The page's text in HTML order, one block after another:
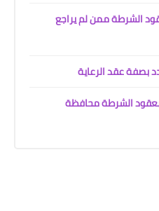
الشرطة ممن لم يراجع
بصفة عقد الرعاية
الشرطة محافظة